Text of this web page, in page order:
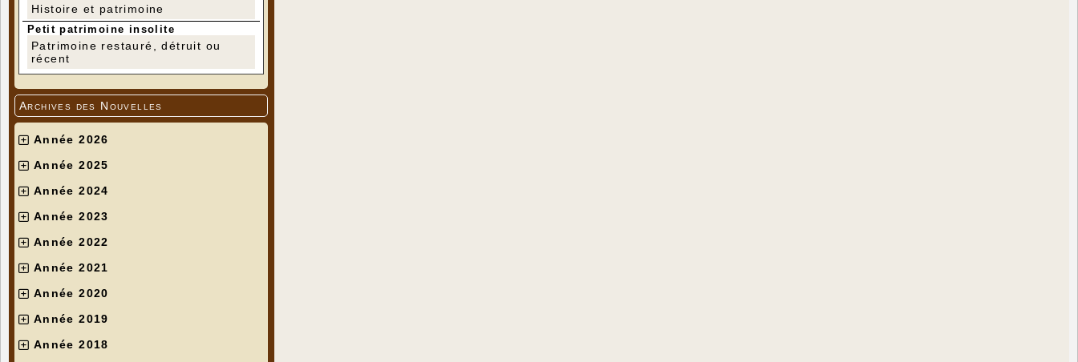
Histoire et patrimoine
Petit patrimoine insolite
Patrimoine restauré, détruit ou
récent
Archives des Nouvelles
Année 2026
Année 2025
Année 2024
Année 2023
Année 2022
Année 2021
Année 2020
Année 2019
Année 2018